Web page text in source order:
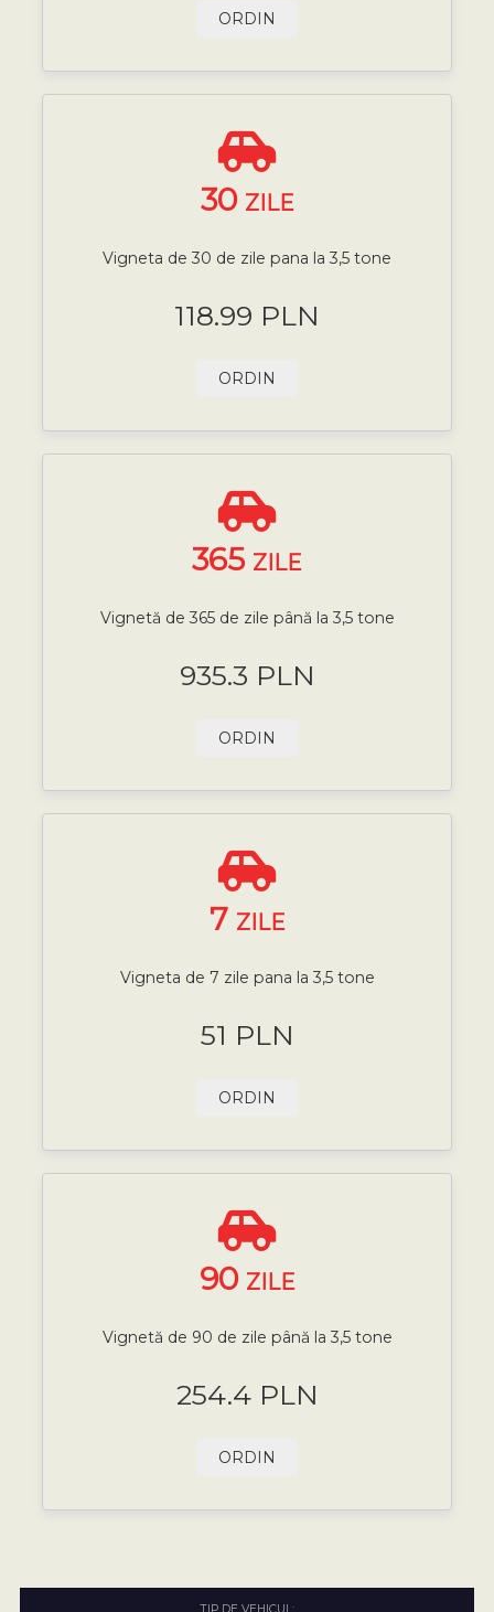
ORDIN
30 ZILE
Vigneta de 30 de zile pana la 3,5 tone
118.99 PLN
ORDIN
365 ZILE
Vignetă de 365 de zile până la 3,5 tone
935.3 PLN
ORDIN
7 ZILE
Vigneta de 7 zile pana la 3,5 tone
51 PLN
ORDIN
90 ZILE
Vignetă de 90 de zile până la 3,5 tone
254.4 PLN
ORDIN